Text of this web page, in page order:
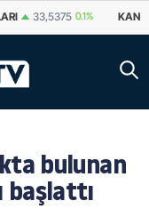
33,5375 0.1%
bulunan
başlattı